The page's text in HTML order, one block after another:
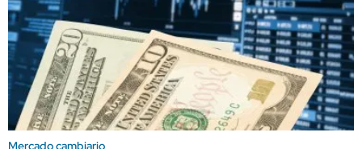
Mercado cambiario